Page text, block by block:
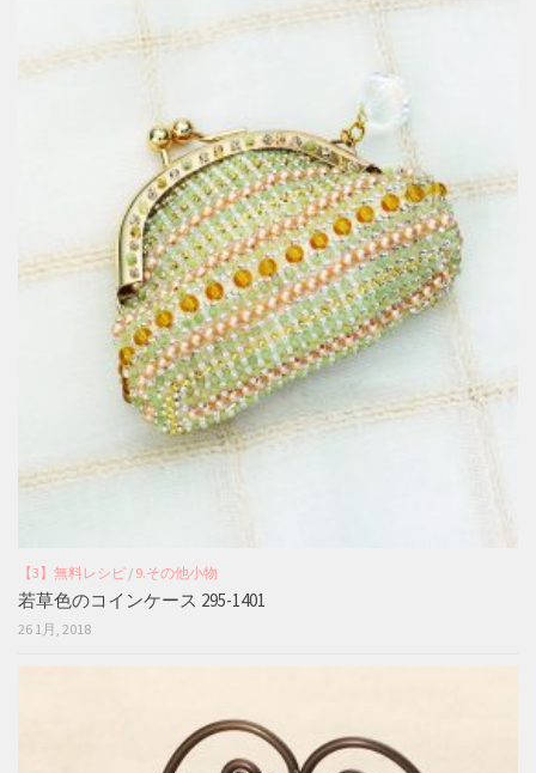
【3】無料レシピ / 9.その他小物
若草色のコインケース 295-1401
26 1月, 2018